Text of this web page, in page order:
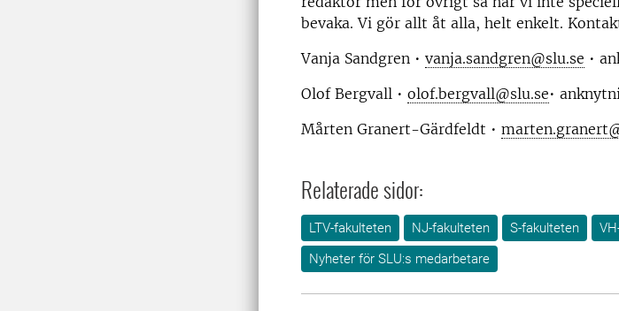
bevaka. Vi gör allt åt alla, helt enkelt.
Vanja Sandgren • vanja.sandgren@slu.se •
Olof Bergvall • olof.bergvall@slu.se•
Mårten Granert-Gärdfeldt •
Relaterade sidor:
LTV-fakulteten NJ-fakulteten S-fakulteten
Nyheter för SLU:s medarbetare